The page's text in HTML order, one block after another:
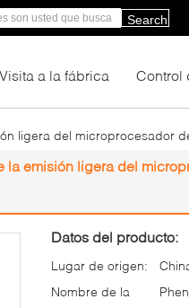
Search
Visita a la fábrica Control
ligera del microprocesador
la emisión ligera del
Datos del producto:
Lugar de origen:
Nombre de la